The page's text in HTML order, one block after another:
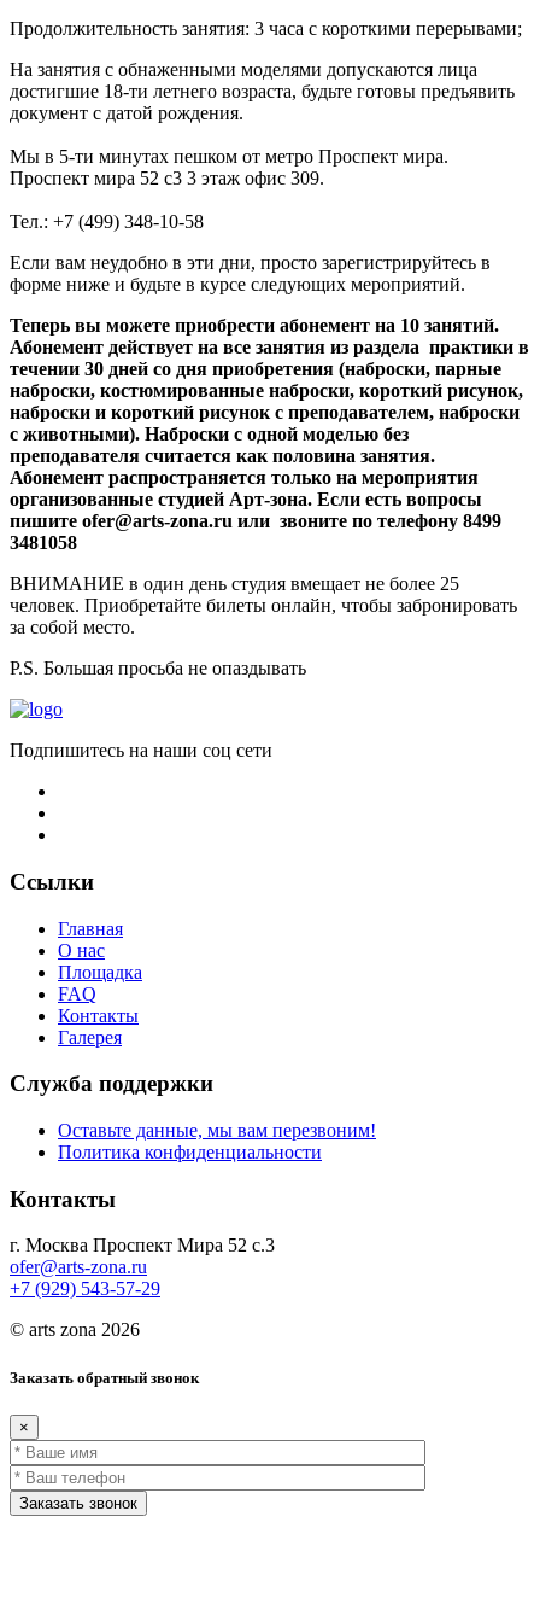
Продолжительность занятия: 3 часа с короткими перерывами;
На занятия с обнаженными моделями допускаются лица
достигшие 18-ти летнего возраста, будьте готовы предъявить
документ с датой рождения.
Мы в 5-ти минутах пешком от метро Проспект мира.
Проспект мира 52 с3 3 этаж офис 309.
Тел.: +7 (499) 348-10-58
Если вам неудобно в эти дни, просто зарегистрируйтесь в
форме ниже и будьте в курсе следующих мероприятий.
Теперь вы можете приобрести абонемент на 10 занятий.
Абонемент действует на все занятия из раздела практики в
течении 30 дней со дня приобретения (наброски, парные
наброски, костюмированные наброски, короткий рисунок,
наброски и короткий рисунок с преподавателем, наброски
с животными). Наброски с одной моделью без
преподавателя считается как половина занятия.
Абонемент распространяется только на мероприятия
организованные студией Арт-зона. Если есть вопросы
пишите ofer@arts-zona.ru или звоните по телефону 8499
3481058
ВНИМАНИЕ в один день студия вмещает не более 25
человек. Приобретайте билеты онлайн, чтобы забронировать
за собой место.
P.S. Большая просьба не опаздывать
Подпишитесь на наши соц сети
Ссылки
Главная
О нас
Площадка
FAQ
Контакты
Галерея
Служба поддержки
Оставьте данные, мы вам перезвоним!
Политика конфиденциальности
Контакты
г. Москва Проспект Мира 52 с.3
ofer@arts-zona.ru
+7 (929) 543-57-29
© arts zona 2026
Заказать обратный звонок
×